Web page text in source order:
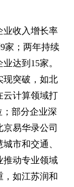
业收入增长率
家；两年持续
达到15家。
现突破，如北
云计算领域打
；部分企业深
易华录公司
市和交通、
推动专业领域
，如江苏润和